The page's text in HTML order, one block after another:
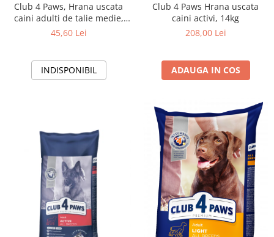
Club 4 Paws, Hrana uscata
caini adulti de talie medie,
miel si orez, 2kg
45,60 Lei
INDISPONIBIL
Club 4 Paws Hrana uscata
caini activi, 14kg
208,00 Lei
ADAUGA IN COS